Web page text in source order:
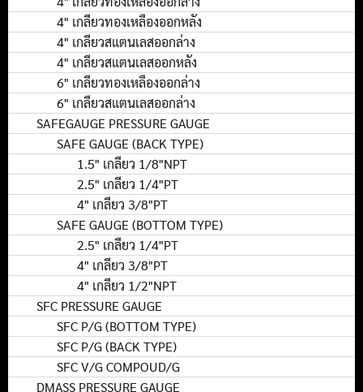
4" เกลียวทองเหลืองออกหลัง
4" เกลียวสแตนเลสออกล่าง
4" เกลียวสแตนเลสออกหลัง
6" เกลียวทองเหลืองออกล่าง
6" เกลียวสแตนเลสออกล่าง
SAFEGAUGE PRESSURE GAUGE
SAFE GAUGE (BACK TYPE)
1.5" เกลียว 1/8"NPT
2.5" เกลียว 1/4"PT
4" เกลียว 3/8"PT
SAFE GAUGE (BOTTOM TYPE)
2.5" เกลียว 1/4"PT
4" เกลียว 3/8"PT
4" เกลียว 1/2"NPT
SFC PRESSURE GAUGE
SFC P/G (BOTTOM TYPE)
SFC P/G (BACK TYPE)
SFC V/G COMPOUD/G
DMASS PRESSURE GAUGE